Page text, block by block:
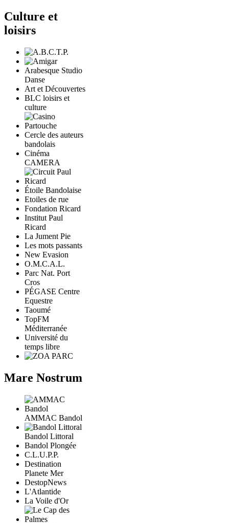
Culture et
loisirs
Arabesque Studio
Danse
Art et Découvertes
BLC loisirs et
culture
Cercle des auteurs
bandolais
Cinéma
CAMERA
Étoile Bandolaise
Etoiles de rue
Fondation Ricard
Institut Paul
Ricard
La Jument Pie
Les mots passants
New Evasion
O.M.C.A.L.
Parc Nat. Port
Cros
PÉGASE Centre
Equestre
Taoumé
TopFM
Méditerranée
Université du
temps libre
Mare Nostrum
AMMAC Bandol
Bandol Littoral
Bandol Plongée
C.L.U.P.P.
Destination
Planete Mer
DestopNews
L'Atlantide
La Voile d'Or